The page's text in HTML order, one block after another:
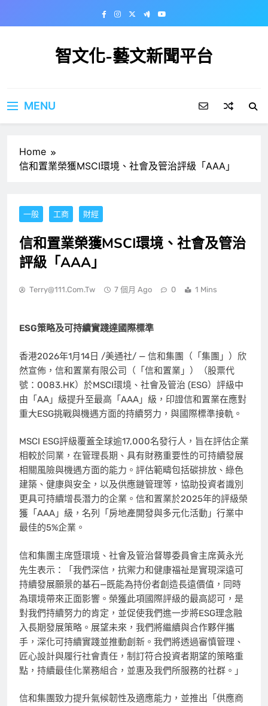
智文化-藝文新聞平台
MENU
Home
信和置業榮獲MSCI環境、社會及管治評級「AAA」
一般 工商 財經
信和置業榮獲MSCI環境、社會及管治
評級「AAA」
Terry@111.com.tw 7 個月 Ago 0 1 Mins
ESG策略及可持續實踐達國際標準
香港2026年1月14日 /美通社/ — 信和集團（「集團」）欣
然宣佈，信和置業有限公司（「信和置業」）（股票代
號：0083.HK）於MSCI環境、社會及管治 (ESG）評級中
由「AA」級提升至最高「AAA」級，印證信和置業在應對
重大ESG挑戰與機遇方面的持續努力，與國際標準接軌。
MSCI ESG評級覆蓋全球逾17,000名發行人，旨在評估企業
相較於同業，在管理長期、具有財務重要性的可持續發展
相關風險與機遇方面的能力。評估範疇包括碳排放、綠色
建築、健康與安全，以及供應鏈管理等，協助投資者識別
更具可持續增長潛力的企業。信和置業於2025年的評級榮
獲「AAA」級，名列「房地產開發與多元化活動」行業中
最佳的5%企業。
信和集團主席暨環境、社會及管治督導委員會主席黃永光
先生表示：「我們深信，抗禦力和健康福祉是實現深遠可
持續發展願景的基石—既能為持份者創造長遠價值，同時
為環境帶來正面影響。榮獲此項國際評級的最高認可，是
對我們持續努力的肯定，並促使我們進一步將ESG理念融
入長期發展策略。展望未來，我們將繼續與合作夥伴攜
手，深化可持續實踐並推動創新。我們將透過審慎管理、
匠心設計與履行社會責任，制訂符合投資者期望的策略重
點，持續最佳化業務組合，並惠及我們所服務的社群。」
信和集團致力提升氣候韌性及適應能力，並推出「供應商